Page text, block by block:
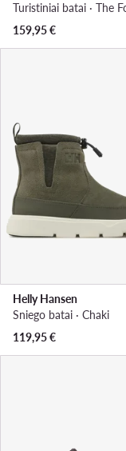
159,95€
Helly Hansen
Sniego batai · Chaki
119,95€